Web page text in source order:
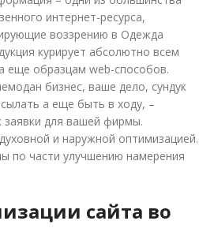
интернет-ресурса,
воззрению в Одежда
курирует абсолютно всем
еще образцам web-способов.
бизнес, ваше дело, сундук
а еще быть в ходу, –
для вашей фирмы.
и наружной оптимизацией.
по части улучшению намерения
сайта во